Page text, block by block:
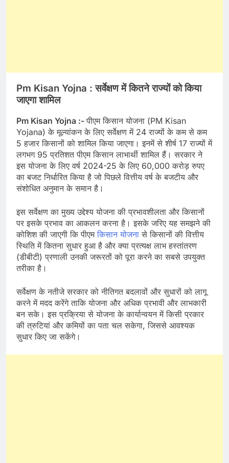
Pm Kisan Yojna :सर्वेक्षण में कितने राज्यों को किया
जाएगा शामिल
Pm Kisan Yojna :-पीएम किसान योजना (PM Kisan
Yojana) के मूल्यांकन के लिए सर्वेक्षण में 24 राज्यों के कम से कम
5 हजार किसानों को शामिल किया जाएगा। इनमें से शीर्ष 17 राज्यों में
लगभग 95 प्रतिशत पीएम किसान लाभार्थी शामिल हैं। सरकार ने
इस योजना के लिए वर्ष 2024-25 के लिए 60,000 करोड़ रुपए
का बजट निर्धारित किया है जो पिछले वित्तीय वर्ष के बजटीय और
संशोधित अनुमान के समान है।
इस सर्वेक्षण का मुख्य उद्देश्य योजना की प्रभावशीलता और किसानों
पर इसके प्रभाव का आकलन करना है। इसके जरिए यह समझने की
कोशिश की जाएगी कि पीएमकिसान योजना से किसानों की वित्तीय
स्थिति में कितना सुधार हुआ है और क्या प्रत्यक्ष लाभ हस्तांतरण
(डीबीटी) प्रणाली उनकी जरूरतों को पूरा करने का सबसे उपयुक्त
तरीका है।
सर्वेक्षण के नतीजे सरकार को नीतिगत बदलावों और सुधारों को लागू
करने में मदद करेंगे ताकि योजना और अधिक प्रभावी और लाभकारी
बन सके। इस प्रक्रिया से योजना के कार्यान्वयन में किसी प्रकार
की त्रुटियां और कमियों का पता चल सकेगा, जिससे आवश्यक
सुधार किए जा सकेंगे।